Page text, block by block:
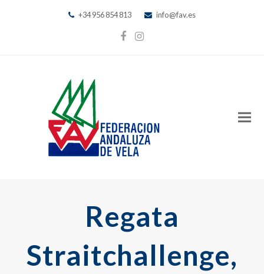
+34 956 854 813 info@fav.es
Facebook
Instagram
Regata
Straitchallenge,